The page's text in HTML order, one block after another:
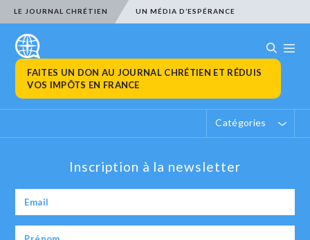
LE JOURNAL CHRÉTIEN UN MÉDIA D’ESPÉRANCE
FAITES UN DON AU JOURNAL CHRÉTIEN ET RÉDUIS
VOS IMPÔTS EN FRANCE
Catégories
Inscription à la newsletter